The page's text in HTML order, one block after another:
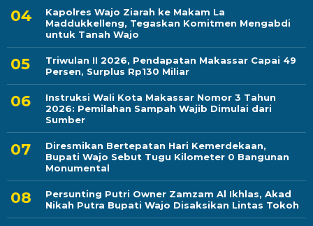
Kapolres Wajo Ziarah ke Makam La
Maddukkelleng, Tegaskan Komitmen Mengabdi
untuk Tanah Wajo
Triwulan II 2026, Pendapatan Makassar Capai 49
Persen, Surplus Rp130 Miliar
Instruksi Wali Kota Makassar Nomor 3 Tahun
2026: Pemilahan Sampah Wajib Dimulai dari
Sumber
Diresmikan Bertepatan Hari Kemerdekaan,
Bupati Wajo Sebut Tugu Kilometer 0 Bangunan
Monumental
Persunting Putri Owner Zamzam Al Ikhlas, Akad
Nikah Putra Bupati Wajo Disaksikan Lintas Tokoh